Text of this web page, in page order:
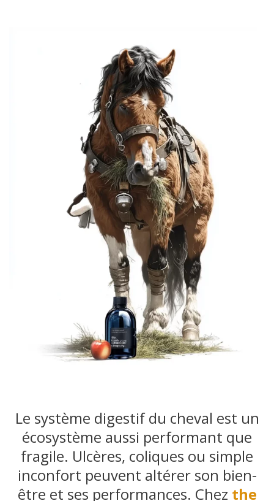
Le système digestif du cheval est un
écosystème aussi performant que
fragile. Ulcères, coliques ou simple
inconfort peuvent altérer son bien-
être et ses performances. Chez the